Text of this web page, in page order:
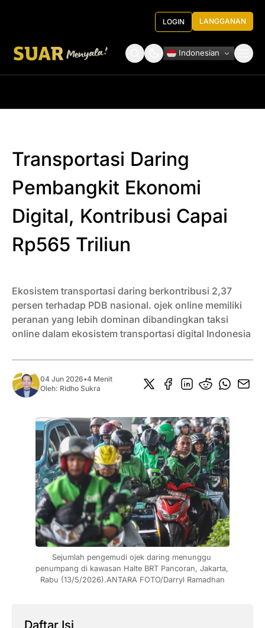
LOGIN LANGGANAN
Indonesian
Transportasi Daring
Pembangkit Ekonomi
Digital, Kontribusi Capai
Rp565 Triliun
Ekosistem transportasi daring berkontribusi 2,37
persen terhadap PDB nasional. ojek online memiliki
peranan yang lebih dominan dibandingkan taksi
online dalam ekosistem transportasi digital Indonesia
04 Jun 2026•4 Menit
Oleh: Ridho Sukra
Sejumlah pengemudi ojek daring menunggu
penumpang di kawasan Halte BRT Pancoran, Jakarta,
Rabu (13/5/2026).ANTARA FOTO/Darryl Ramadhan
Daftar Isi